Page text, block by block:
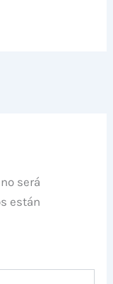
será
están